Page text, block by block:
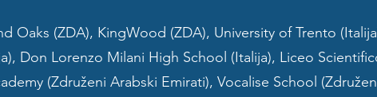
Oaks (ZDA), KingWood (ZDA), University of Trento
Don Lorenzo Milani High School (Italija), Liceo
(Združeni Arabski Emirati), Vocalise School